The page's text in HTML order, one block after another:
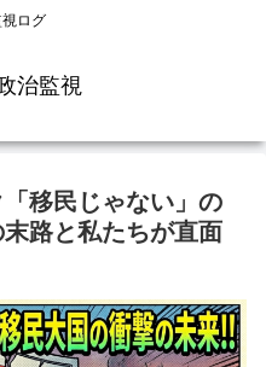
ログ
治監視
移民じゃない」の
路と私たちが直面